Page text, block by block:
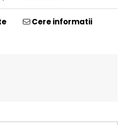
Cere informatii